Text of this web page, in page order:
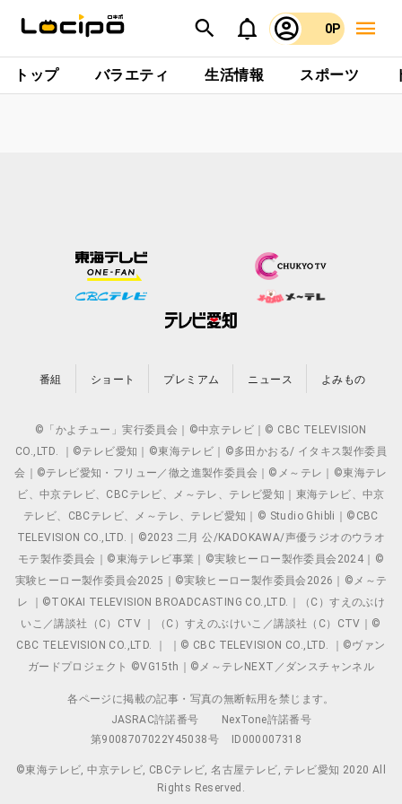
0P
トップ バラエティ 生活情報 スポーツ
番組 ショート プレミアム ニュース よみもの
©「かよチュー」実行委員会｜©中京テレビ｜© CBC TELEVISION
CO.,LTD. ｜©テレビ愛知｜©東海テレビ｜©多田かおる/ イタキス製作委員
会｜©テレビ愛知・フリュー／徹之進製作委員会｜©メ～テレ｜©東海テレ
ビ、中京テレビ、CBCテレビ、メ～テレ、テレビ愛知｜東海テレビ、中京
テレビ、CBCテレビ、メ～テレ、テレビ愛知｜© Studio Ghibli｜©CBC
TELEVISION CO.,LTD.｜©2023 二月 公/KADOKAWA/声優ラジオのウラオ
モテ製作委員会｜©東海テレビ事業｜©実験ヒーロー製作委員会2024｜©
実験ヒーロー製作委員会2025｜©実験ヒーロー製作委員会2026｜©メ～テ
レ ｜©TOKAI TELEVISION BROADCASTING CO.,LTD.｜（C）すえのぶけ
いこ／講談社（C）CTV ｜（C）すえのぶけいこ／講談社（C）CTV｜©
CBC TELEVISION CO.,LTD. ｜ ｜© CBC TELEVISION CO.,LTD. ｜©ヴァン
ガードプロジェクト ©VG15th｜©メ～テレNEXT／ダンスチャンネル
各ページに掲載の記事・写真の無断転用を禁じます。
JASRAC許諾番号
NexTone許諾番号
第9008707022Y45038号
ID000007318
©東海テレビ, 中京テレビ, CBCテレビ, 名古屋テレビ, テレビ愛知 2020 All
Rights Reserved.